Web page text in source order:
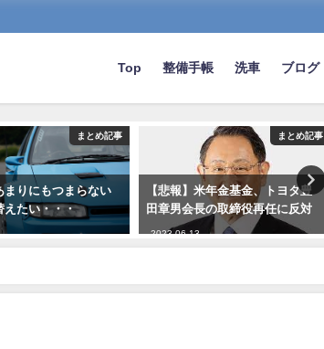
Top 整備手帳 洗車 ブログ
まとめ記事
まりにもつまらない
えたい・・・
まとめ記事
【悲報】米年金基金、トヨタ豊
田章男会長の取締役再任に反対
2023-06-13